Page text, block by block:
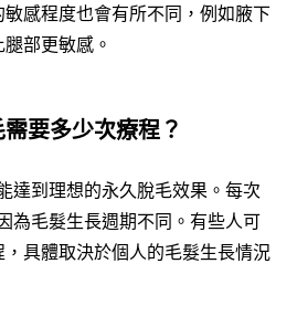
感程度也會有所不同，例如腋下
部更敏感。
要多少次療程？
達到理想的永久脫毛效果。每次
為毛髮生長週期不同。有些人可
具體取決於個人的毛髮生長情況